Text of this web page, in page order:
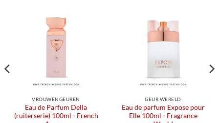
VROUWENGEUREN
Eau de Parfum Della
(ruiterserie) 100ml - French
GEUR WERELD
Eau de parfum Expose pour
Elle 100ml - Fragrance